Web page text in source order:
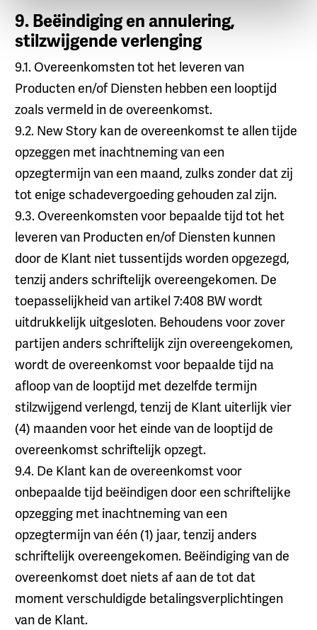
9. Beëindiging en annulering,
stilzwijgende verlenging
9.1. Overeenkomsten tot het leveren van
Producten en/of Diensten hebben een looptijd
zoals vermeld in de overeenkomst.
9.2. New Story kan de overeenkomst te allen tijde
opzeggen met inachtneming van een
opzegtermijn van een maand, zulks zonder dat zij
tot enige schadevergoeding gehouden zal zijn.
9.3. Overeenkomsten voor bepaalde tijd tot het
leveren van Producten en/of Diensten kunnen
door de Klant niet tussentijds worden opgezegd,
tenzij anders schriftelijk overeengekomen. De
toepasselijkheid van artikel 7:408 BW wordt
uitdrukkelijk uitgesloten. Behoudens voor zover
partijen anders schriftelijk zijn overeengekomen,
wordt de overeenkomst voor bepaalde tijd na
afloop van de looptijd met dezelfde termijn
stilzwijgend verlengd, tenzij de Klant uiterlijk vier
(4) maanden voor het einde van de looptijd de
overeenkomst schriftelijk opzegt.
9.4. De Klant kan de overeenkomst voor
onbepaalde tijd beëindigen door een schriftelijke
opzegging met inachtneming van een
opzegtermijn van één (1) jaar, tenzij anders
schriftelijk overeengekomen. Beëindiging van de
overeenkomst doet niets af aan de tot dat
moment verschuldigde betalingsverplichtingen
van de Klant.